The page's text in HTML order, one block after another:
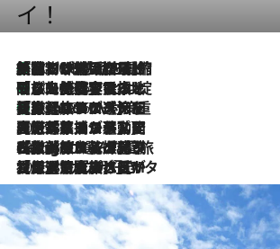
イ！
2026.8.6
「荷物が増えるほど旅ストレスは増す」美容ジャーナリストがたどり着いた最終結論。“化粧品を劇的に減らす”感動の凝縮美容とは
2026.8.6
「旅先には金髪ウィッグを持参」日本と同じメイクでは損してる!? 美容ジャーナリストが提案する“掟破りの旅美容”とは
2026.8.6
【厳選旅コスメ】「身軽さ＆UV対策重視！」ヘアアーティストshucoが選んだ夏旅ベストコスメを発表【Mサイズジップ】
2026.8.5
【厳選旅コスメ】国内をあちこち移動する河井菜摘が選んだ夏旅ベストコスメ発表！「リラックスアイテムはマスト」【Mサイズジップ】
2026.8.4
【厳選旅コスメ】「紫外線＆乾燥対策しながらメイク感も！」ヘア＆メイクGeorgeが選んだ夏旅ベストコスメを発表！【Mサイズジップ】
2026.8.3
【厳選旅コスメ】「保湿もタイパ重視！」“サウナ好き”タレント清水みさとが愛用する夏旅ベストコスメを発表！【Mサイズジップ】